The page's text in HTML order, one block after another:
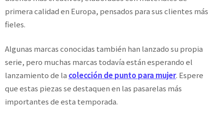
primera calidad en Europa, pensados ​​para sus clientes más
fieles.
Algunas marcas conocidas también han lanzado su propia
serie, pero muchas marcas todavía están esperando el
lanzamiento de la colección de punto para mujer. Espere
que estas piezas se destaquen en las pasarelas más
importantes de esta temporada.